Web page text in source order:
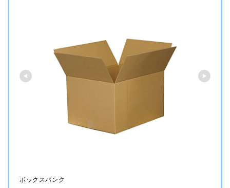
ボックスバンク